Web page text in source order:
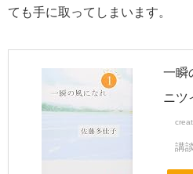
ても手に取ってしまいます。
一瞬
ニツ
講